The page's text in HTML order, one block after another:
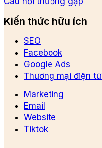
Kiến thức hữu ích
SEO
Facebook
Google Ads
Thương mại điện tử
Marketing
Email
Website
Tiktok